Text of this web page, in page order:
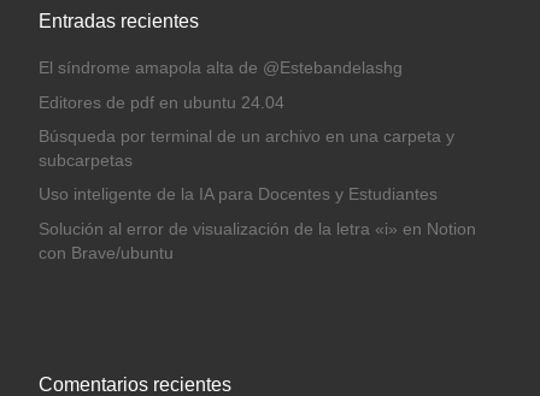
Entradas recientes
El síndrome amapola alta de @Estebandelashg
Editores de pdf en ubuntu 24.04
Búsqueda por terminal de un archivo en una carpeta y
subcarpetas
Uso inteligente de la IA para Docentes y Estudiantes
Solución al error de visualización de la letra «i» en Notion
con Brave/ubuntu
Comentarios recientes